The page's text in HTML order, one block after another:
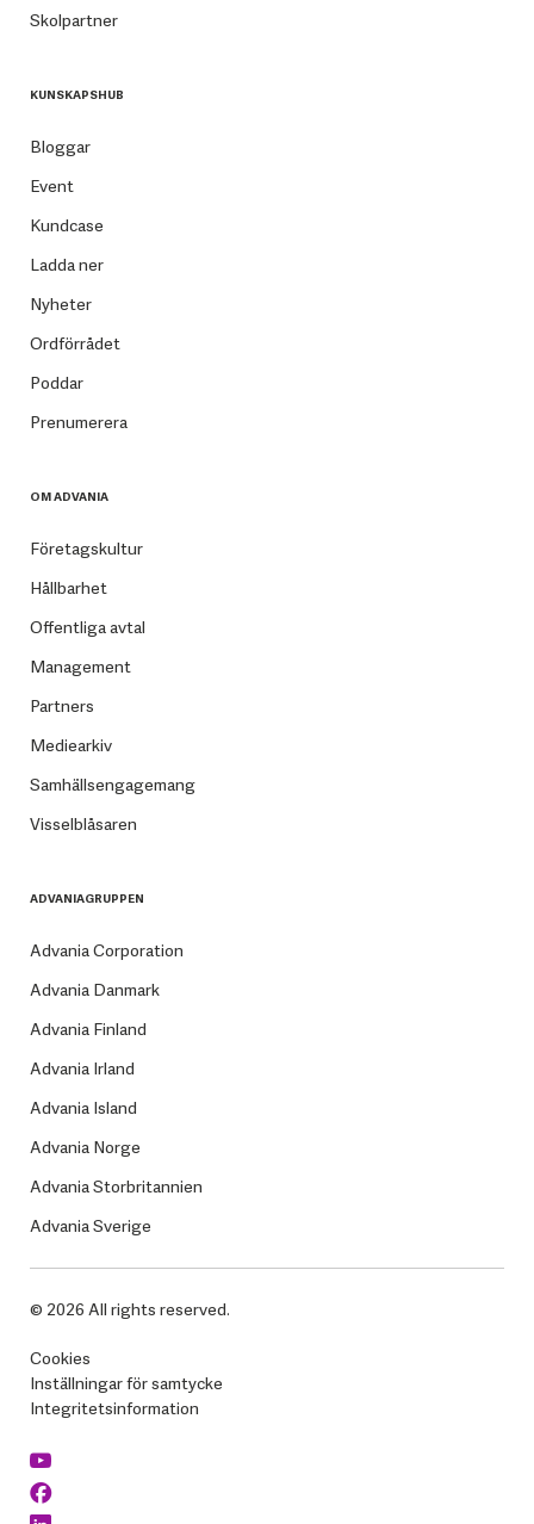
Skolpartner
KUNSKAPSHUB
Bloggar
Event
Kundcase
Ladda ner
Nyheter
Ordförrådet
Poddar
Prenumerera
OM ADVANIA
Företagskultur
Hållbarhet
Offentliga avtal
Management
Partners
Mediearkiv
Samhällsengagemang
Visselblåsaren
ADVANIAGRUPPEN
Advania Corporation
Advania Danmark
Advania Finland
Advania Irland
Advania Island
Advania Norge
Advania Storbritannien
Advania Sverige
© 2026 All rights reserved.
Cookies
Inställningar för samtycke
Integritetsinformation